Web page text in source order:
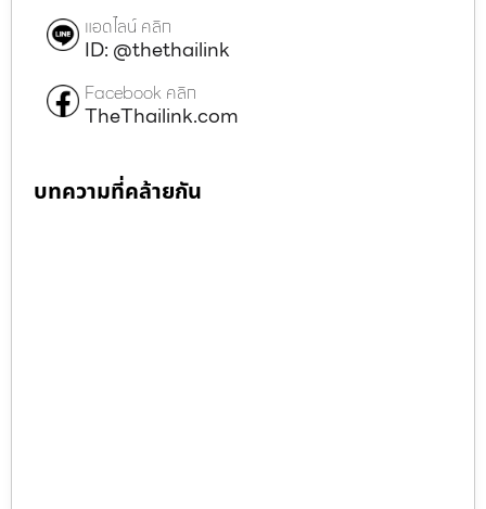
แอดไลน์ คลิก
ID: @thethailink
Facebook คลิก
TheThailink.com
บทความที่คล้ายกัน